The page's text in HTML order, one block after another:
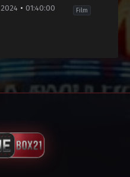
2024
01:40:00 Film
Canada,
France,
Germany,
Indonesia,
Myanmar
Philippines
Singapore
Thailand,